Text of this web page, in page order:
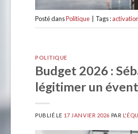
Posté dansPolitique Tags :
POLITIQUE
Budget 2026 :
légitimer un
PUBLIÉ LE 17 JANVIER 2026 PAR